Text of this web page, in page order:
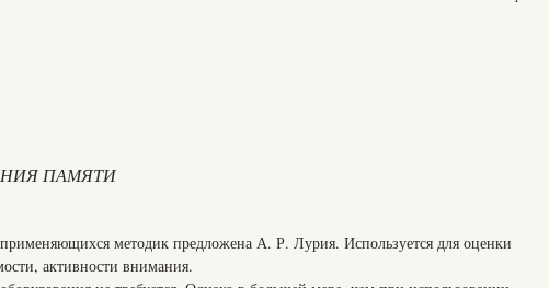
ПАМЯТИ
методик предложена А. Р. Лурия. Используется для оценки
активности внимания.